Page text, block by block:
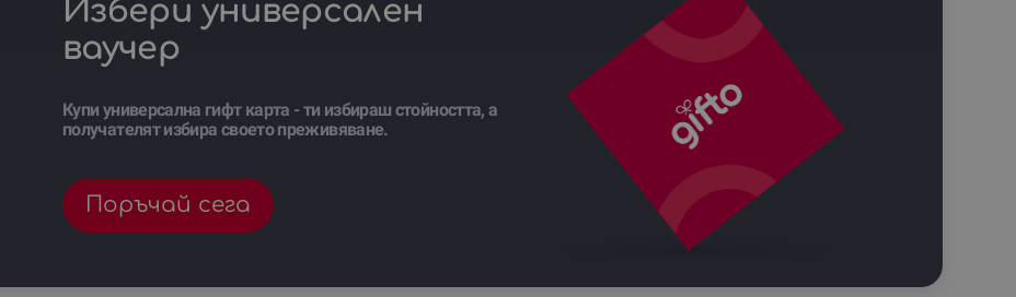
Избери универсален
ваучер
Купи универсална гифт карта - ти избираш стойността, а
получателят избира своето преживяване.
Поръчай сега